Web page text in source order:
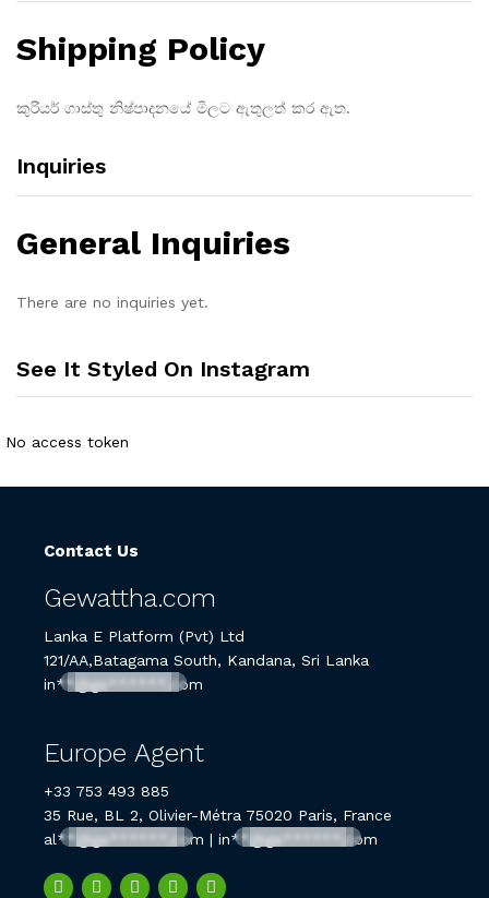
Shipping Policy
කුරියර් ගාස්තු නිෂ්පාදනයේ මිලට ඇතුලත් කර ඇත.
Inquiries
General Inquiries
There are no inquiries yet.
See It Styled On Instagram
No access token
Contact Us
Gewattha.com
Lanka E Platform (Pvt) Ltd
121/AA,Batagama South, Kandana, Sri Lanka
in**@ge******.com
Europe Agent
+33 753 493 885
35 Rue, BL 2, Olivier-Métra 75020 Paris, France
al**@ge******.com | in**@ge******.com